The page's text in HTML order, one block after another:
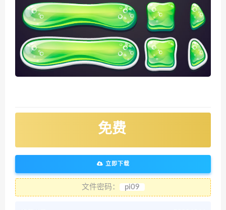
免费
立即下载
文件密码： pi09